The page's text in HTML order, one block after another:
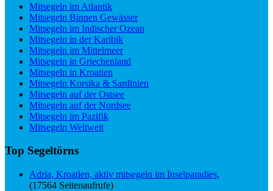
Mitsegeln im Atlantik
Mitsegeln Binnen Gewässer
Mitsegeln im Indischer Ozean
Mitsegeln in der Karibik
Mitsegeln im Mittelmeer
Mitsegeln in Griechenland
Mitsegeln in Kroatien
Mitsegeln Korsika & Sardinien
Mitsegeln auf der Ostsee
Mitsegeln auf der Nordsee
Mitsegeln im Pazifik
Mitsegeln Weltweit
Top Segeltörns
Adria, Kroatien, aktiv mitsegeln im Inselparadies,
(17564 Seitenaufrufe)